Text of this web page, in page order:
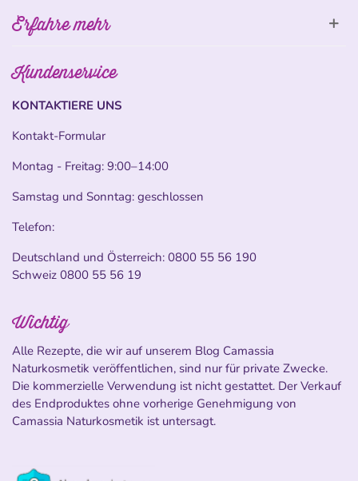
Erfahre mehr
Kundenservice
KONTAKTIERE UNS
Kontakt-Formular
Montag - Freitag: 9:00–14:00
Samstag und Sonntag: geschlossen
Telefon:
Deutschland und Österreich: 0800 55 56 190
Schweiz 0800 55 56 19
Wichtig
Alle Rezepte, die wir auf unserem Blog Camassia
Naturkosmetik veröffentlichen, sind nur für private Zwecke.
Die kommerzielle Verwendung ist nicht gestattet. Der Verkauf
des Endproduktes ohne vorherige Genehmigung von
Camassia Naturkosmetik ist untersagt.